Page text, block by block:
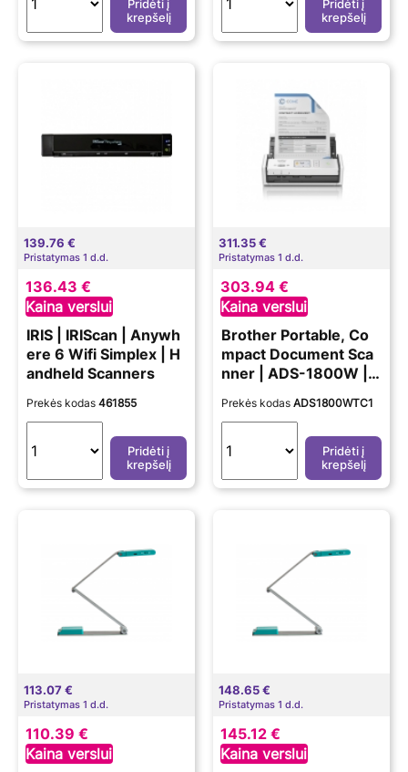
Pridėti į
krepšelį
Pridėti į
krepšelį
139.76 €
Pristatymas 1 d.d.
136.43 €
Kaina verslui
IRIS | IRIScan | Anywh
ere 6 Wifi Simplex | H
andheld Scanners
Prekės kodas 461855
Pridėti į
krepšelį
311.35 €
Pristatymas 1 d.d.
303.94 €
Kaina verslui
Brother Portable, Co
mpact Document Sca
nner | ADS-1800W |
nner
Prekės kodas ADS1800WTC1
Pridėti į
krepšelį
113.07 €
Pristatymas 1 d.d.
110.39 €
Kaina verslui
148.65 €
Pristatymas 1 d.d.
145.12 €
Kaina verslui